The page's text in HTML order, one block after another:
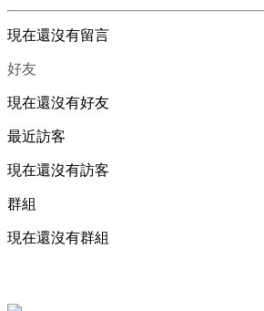
現在還沒有留言
好友
現在還沒有好友
最近訪客
現在還沒有訪客
群組
現在還沒有群組